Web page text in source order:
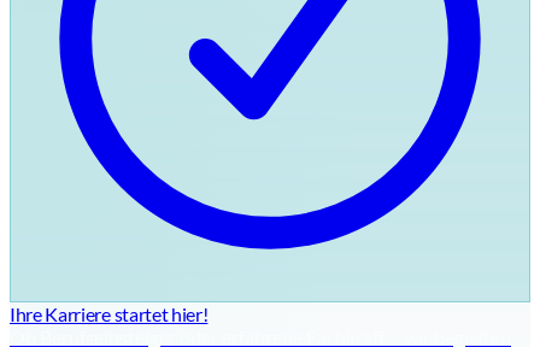
Ihre Karriere startet hier!